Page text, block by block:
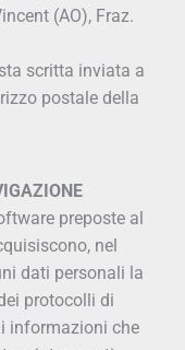
(AO), Fraz.
scritta inviata a
postale della
preposte al
nel
dati personali la
protocolli di
informazioni che